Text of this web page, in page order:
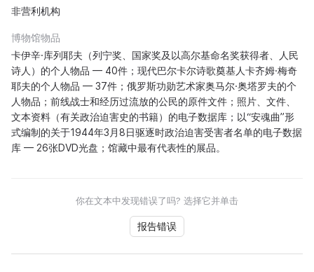
非营利机构
博物馆物品
卡伊辛·库列耶夫（列宁奖、国家奖及以高尔基命名奖获得者、人民
诗人）的个人物品 — 40件；现代巴尔卡尔诗歌奠基人卡齐姆·梅奇
耶夫的个人物品 — 37件；俄罗斯功勋艺术家奥马尔·奥塔罗夫的个
人物品；前线战士和经历过流放的公民的原件文件；照片、文件、
文本资料（有关政治迫害史的书籍）的电子数据库；以“安魂曲”形
式编制的关于1944年3月8日驱逐时政治迫害受害者名单的电子数据
库 — 26张DVD光盘；馆藏中最有代表性的展品。
你在文本中发现错误了吗? 选择它并单击
报告错误